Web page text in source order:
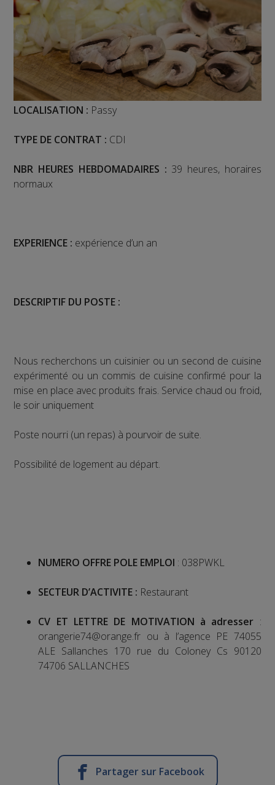
LOCALISATION : Passy
TYPE DE CONTRAT : CDI
NBR HEURES HEBDOMADAIRES : 39 heures, horaires
normaux
EXPERIENCE : expérience d’un an
DESCRIPTIF DU POSTE :
Nous recherchons un cuisinier ou un second de cuisine
expérimenté ou un commis de cuisine confirmé pour la
mise en place avec produits frais. Service chaud ou froid,
le soir uniquement
Poste nourri (un repas) à pourvoir de suite.
Possibilité de logement au départ.
NUMERO OFFRE POLE EMPLOI : 038PWKL
SECTEUR D’ACTIVITE : Restaurant
CV ET LETTRE DE MOTIVATION à adresser :
orangerie74@orange.fr ou à l’agence PE 74055
ALE Sallanches 170 rue du Coloney Cs 90120
74706 SALLANCHES
Partager sur Facebook